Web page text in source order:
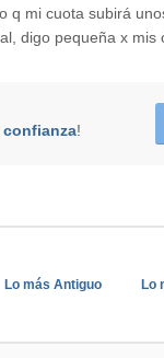
mi cuota subirá
digo pequeña x mis
!
Lo
Lo más Antiguo